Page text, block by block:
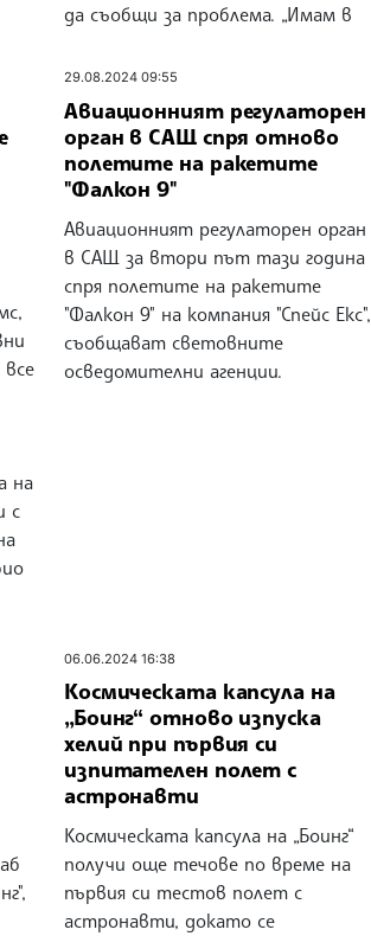
да съобщи за проблема. „Имам в
на
с
29.08.2024 09:55
Авиационният регулаторен
орган в САЩ спря отново
полетите на ракетите
"Фалкон 9"
Авиационният регулаторен орган
в САЩ за втори път тази година
спря полетите на ракетите
"Фалкон 9" на компания "Спейс Екс",
съобщават световните
осведомителни агенции.
06.06.2024 16:38
Космическата капсула на
„Боинг“ отново изпуска
хелий при първия си
изпитателен полет с
астронавти
Космическата капсула на „Боинг“
получи още течове по време на
първия си тестов полет с
астронавти, докато се